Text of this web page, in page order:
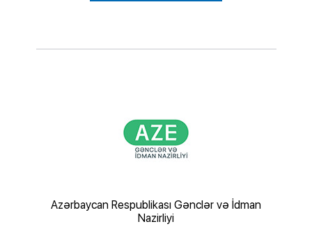
Azərbaycan Respublikası Gənclər və İdman
Nazirliyi